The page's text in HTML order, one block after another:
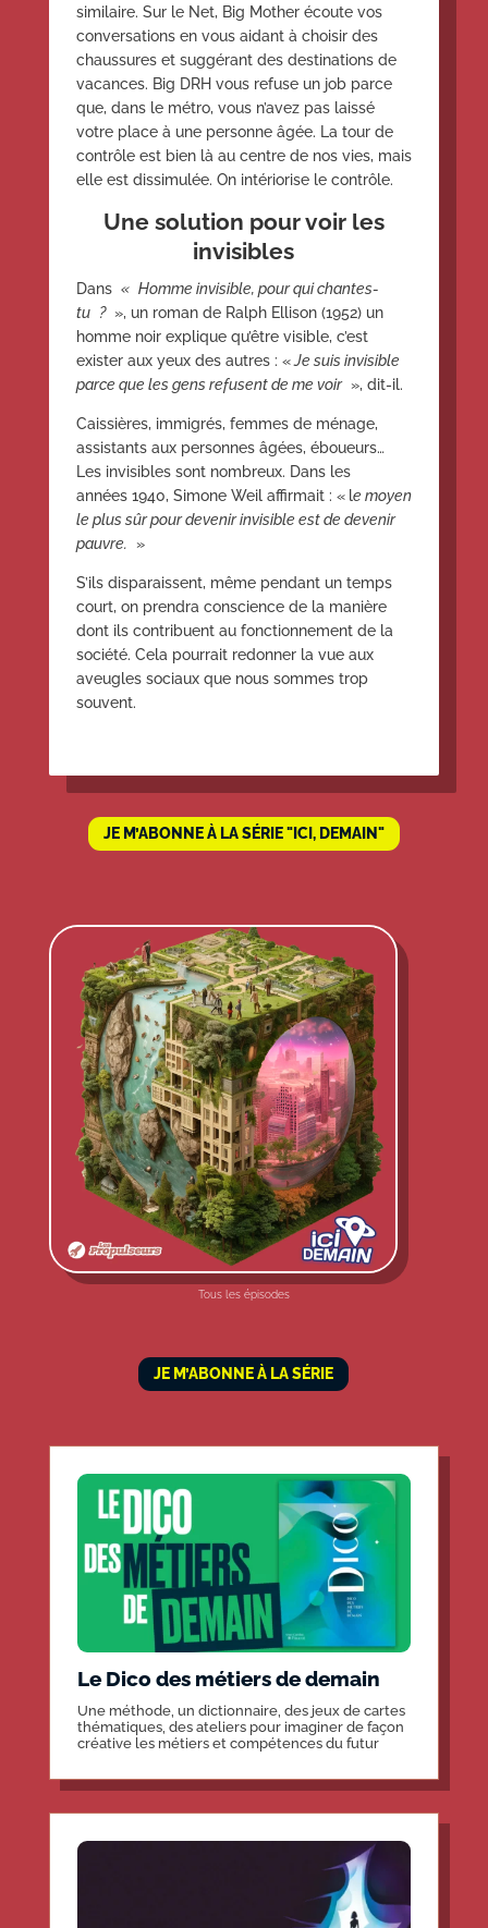
similaire. Sur le Net, Big Mother écoute vos
conversations en vous aidant à choisir des
chaussures et suggérant des destinations de
vacances. Big DRH vous refuse un job parce
que, dans le métro, vous n’avez pas laissé
votre place à une personne âgée. La tour de
contrôle est bien là au centre de nos vies, mais
elle est dissimulée. On intériorise le contrôle.
Une solution pour voir les
invisibles
Dans « Homme invisible, pour qui chantes-
tu ? », un roman de Ralph Ellison (1952) un
homme noir explique qu’être visible, c’est
exister aux yeux des autres : «Je suis invisible
parce que les gens refusent de me voir », dit-il.
Caissières, immigrés, femmes de ménage,
assistants aux personnes âgées, éboueurs…
Les invisibles sont nombreux. Dans les
années 1940, Simone Weil affirmait : « le moyen
le plus sûr pour devenir invisible est de devenir
pauvre. »
S’ils disparaissent, même pendant un temps
court, on prendra conscience de la manière
dont ils contribuent au fonctionnement de la
société. Cela pourrait redonner la vue aux
aveugles sociaux que nous sommes trop
souvent.
JE M’ABONNE À LA SÉRIE "ICI, DEMAIN"
Tous les épisodes
JE M’ABONNE À LA SÉRIE
Le Dico des métiers de demain
Une méthode, un dictionnaire, des jeux de cartes
thématiques, des ateliers pour imaginer de façon
créative les métiers et compétences du futur